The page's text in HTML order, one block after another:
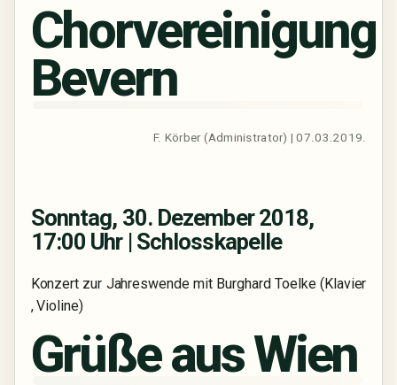
Chorvereinigung
Bevern
F. Körber (Administrator) | 07.03.2019.
Sonntag, 30. Dezember 2018,
17:00 Uhr | Schlosskapelle
Konzert zur Jahreswende mit Burghard Toelke (Klavier
, Violine)
Grüße aus Wien